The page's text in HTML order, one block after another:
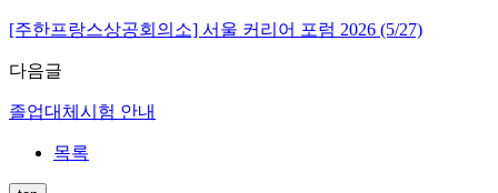
[주한프랑스상공회의소] 서울 커리어 포럼 2026 (5/27)
다음글
졸업대체시험 안내
목록